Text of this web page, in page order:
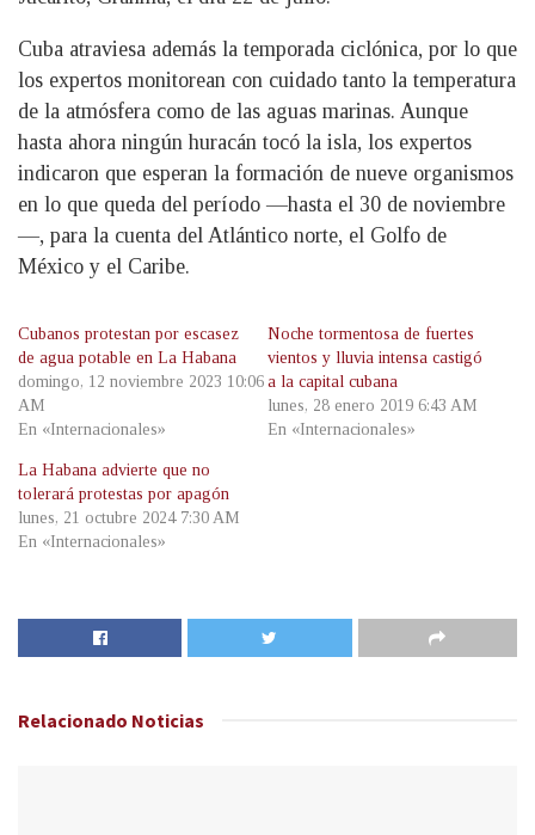
Cuba atraviesa además la temporada ciclónica, por lo que
los expertos monitorean con cuidado tanto la temperatura
de la atmósfera como de las aguas marinas. Aunque
hasta ahora ningún huracán tocó la isla, los expertos
indicaron que esperan la formación de nueve organismos
en lo que queda del período —hasta el 30 de noviembre
—, para la cuenta del Atlántico norte, el Golfo de
México y el Caribe.
Cubanos protestan por escasez
de agua potable en La Habana
domingo, 12 noviembre 2023 10:06
AM
En «Internacionales»
Noche tormentosa de fuertes
vientos y lluvia intensa castigó
a la capital cubana
lunes, 28 enero 2019 6:43 AM
En «Internacionales»
La Habana advierte que no
tolerará protestas por apagón
lunes, 21 octubre 2024 7:30 AM
En «Internacionales»
Relacionado Noticias